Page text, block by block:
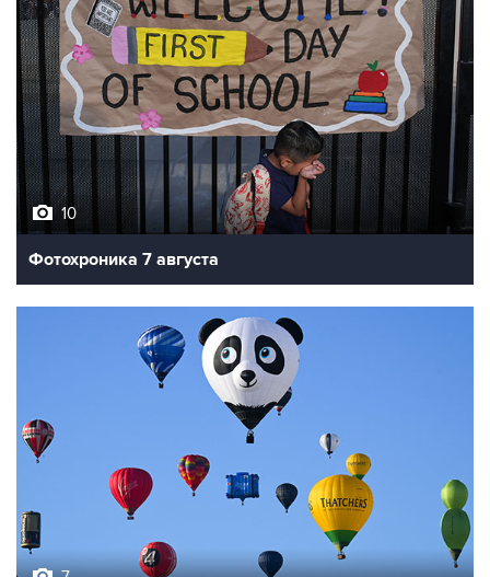
10
Фотохроника 7 августа